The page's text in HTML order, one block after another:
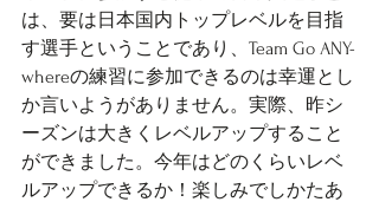
は、要は日本国内トップレベルを目指
す選手ということであり、Team Go ANY-
whereの練習に参加できるのは幸運とし
か言いようがありません。実際、昨シ
ーズンは大きくレベルアップすること
ができました。今年はどのくらいレベ
ルアップできるか！楽しみでしかたあ